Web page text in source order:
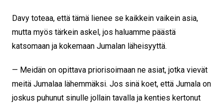
Davy toteaa, että tämä lienee se kaikkein vaikein asia,
mutta myös tärkein askel, jos haluamme päästä
katsomaan ja kokemaan Jumalan läheisyyttä.
— Meidän on opittava priorisoimaan ne asiat, jotka vievät
meitä Jumalaa lähemmäksi. Jos sinä koet, että Jumala on
joskus puhunut sinulle jollain tavalla ja kenties kertonut